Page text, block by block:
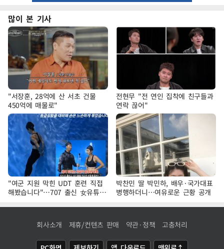
많이 본 기사
"서장훈, 28억에 산 서초 건물
450억에 매물로"
전현무 "전 연인 집착에 친구들과
연락 끊어"
"여군 지원 막힌 UDT 훈련 직접
해봤습니다"…707 출신 女유튜버
'완벽 소화'
박찬민 딸 박민하, 배우·국가대표
병행하더니…여유로운 근황 공개
회사소개 제휴/컨텐츠 판매 약관·정책 고충처리